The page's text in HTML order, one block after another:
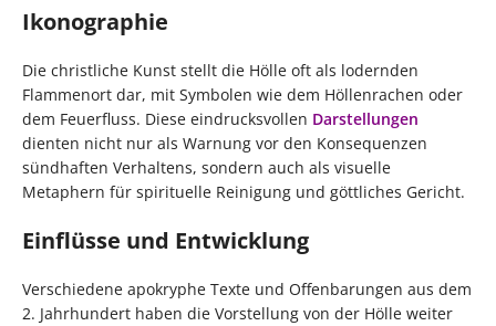
Ikonographie
Die christliche Kunst stellt die Hölle oft als lodernden
Flammenort dar, mit Symbolen wie dem Höllenrachen oder
dem Feuerfluss. Diese eindrucksvollen Darstellungen
dienten nicht nur als Warnung vor den Konsequenzen
sündhaften Verhaltens, sondern auch als visuelle
Metaphern für spirituelle Reinigung und göttliches Gericht.
Einflüsse und Entwicklung
Verschiedene apokryphe Texte und Offenbarungen aus dem
2. Jahrhundert haben die Vorstellung von der Hölle weiter